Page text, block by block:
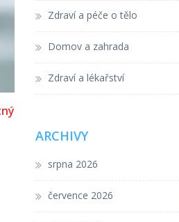
Zdraví a péče o tělo
Domov a zahrada
Zdraví a lékařství
ARCHIVY
srpna 2026
července 2026